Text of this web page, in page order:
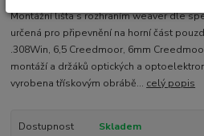
Montážní lišta s rozhraním weaver dle
určená pro připevnění na horní část
.308Win, 6,5 Creedmoor, 6mm
montáží a držáků optických a
vyrobena třískovým obrábě... celý popis
Dostupnost Skladem